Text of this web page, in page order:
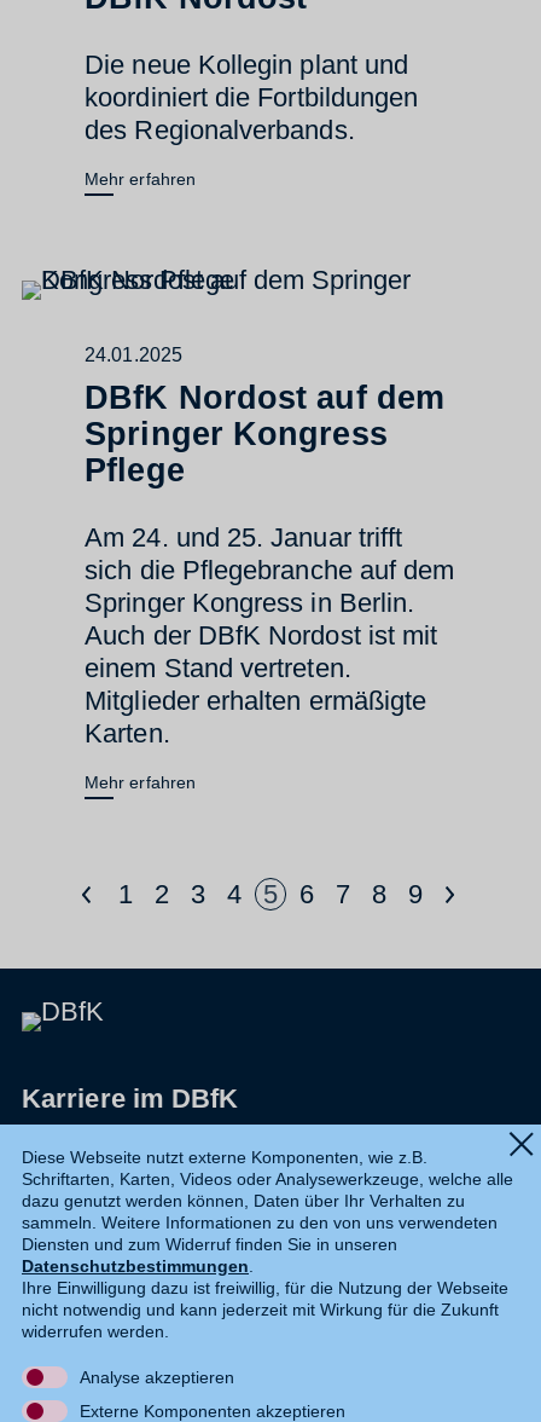
Die neue Kollegin plant und
koordiniert die Fortbildungen
des Regionalverbands.
Mehr erfahren
24.01.2025
DBfK Nordost auf dem
Springer Kongress
Pflege
Am 24. und 25. Januar trifft
sich die Pflegebranche auf dem
Springer Kongress in Berlin.
Auch der DBfK Nordost ist mit
einem Stand vertreten.
Mitglieder erhalten ermäßigte
Karten.
Mehr erfahren
< 1 2 3 4 5 6 7 8 9 >
Karriere im DBfK
Datenschutz
Shop
Widerruf
Kontakt
DE EN
Diese Webseite nutzt externe Komponenten, wie z.B.
Schriftarten, Karten, Videos oder Analysewerkzeuge, welche alle
dazu genutzt werden können, Daten über Ihr Verhalten zu
sammeln. Weitere Informationen zu den von uns verwendeten
Diensten und zum Widerruf finden Sie in unseren
Datenschutzbestimmungen.
Ihre Einwilligung dazu ist freiwillig, für die Nutzung der Webseite
nicht notwendig und kann jederzeit mit Wirkung für die Zukunft
widerrufen werden.
Analyse akzeptieren
Externe Komponenten akzeptieren